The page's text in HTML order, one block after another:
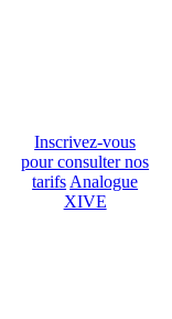
Inscrivez-vous
pour consulter nos
tarifs Analogue
XIVE